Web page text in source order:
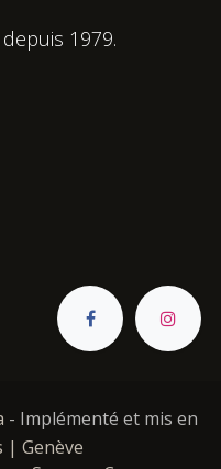
1979.
- Implémenté et mis en
| Genève